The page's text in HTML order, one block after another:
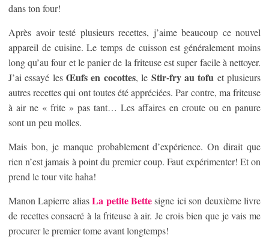
dans ton four!
Après avoir testé plusieurs recettes, j’aime beaucoup ce nouvel
appareil de cuisine. Le temps de cuisson est généralement moins
long qu’au four et le panier de la friteuse est super facile à nettoyer.
J’ai essayé lesŒufs en cocottes, le Stir-fry au tofu et plusieurs
autres recettes qui ont toutes été appréciées. Par contre, ma friteuse
à air ne « frite » pas tant… Les affaires en croute ou en panure
sont un peu molles.
Mais bon, je manque probablement d’expérience. On dirait que
rien n’est jamais à point du premier coup. Faut expérimenter! Et on
prend le tour vite haha!
Manon Lapierre aliasLa petite Bettesigne ici son deuxième livre
de recettes consacré à la friteuse à air. Je crois bien que je vais me
procurer le premier tome avant longtemps!